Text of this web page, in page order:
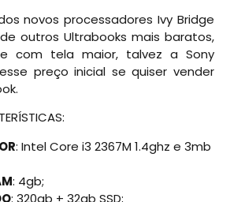
novos processadores Ivy Bridge
outros Ultrabooks mais baratos,
com tela maior, talvez a Sony
preço inicial se quiser vender
: Intel Core i3 2367M 1.4ghz e 3mb
: 4gb;
: 320gb + 32gb SSD;